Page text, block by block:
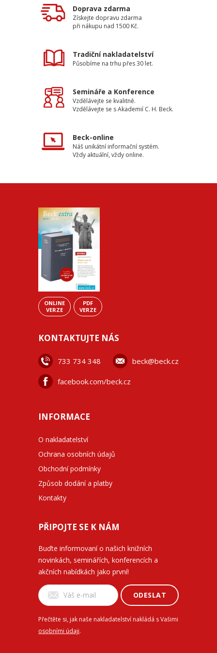
Doprava zdarma
Získejte dopravu zdarma
při nákupu nad 1500 Kč.
Tradiční nakladatelství
Působíme na trhu přes 30 let.
Semináře a Konference
Vzdělávejte se kvalitně.
Vzdělávejte se s Akademií C. H. Beck.
Beck-online
Náš unikátní informační systém.
Vždy aktuální, vždy online.
ONLINE
VERZE
PDF
VERZE
KONTAKTUJTE NÁS
733 734 348 beck@beck.cz
facebook.com/beck.cz
INFORMACE
O nakladatelství
Ochrana osobních údajů
Obchodní podmínky
Způsob dodání a platby
Kontakty
PŘIPOJTE SE K NÁM
Buďte informovaní o našich knižních
novinkách, seminářích, konferencích a
akčních nabídkách jako první!
ODESLAT
Přečtěte si, jak naše nakladatelství nakládá s Vašimi
osobními údaji.